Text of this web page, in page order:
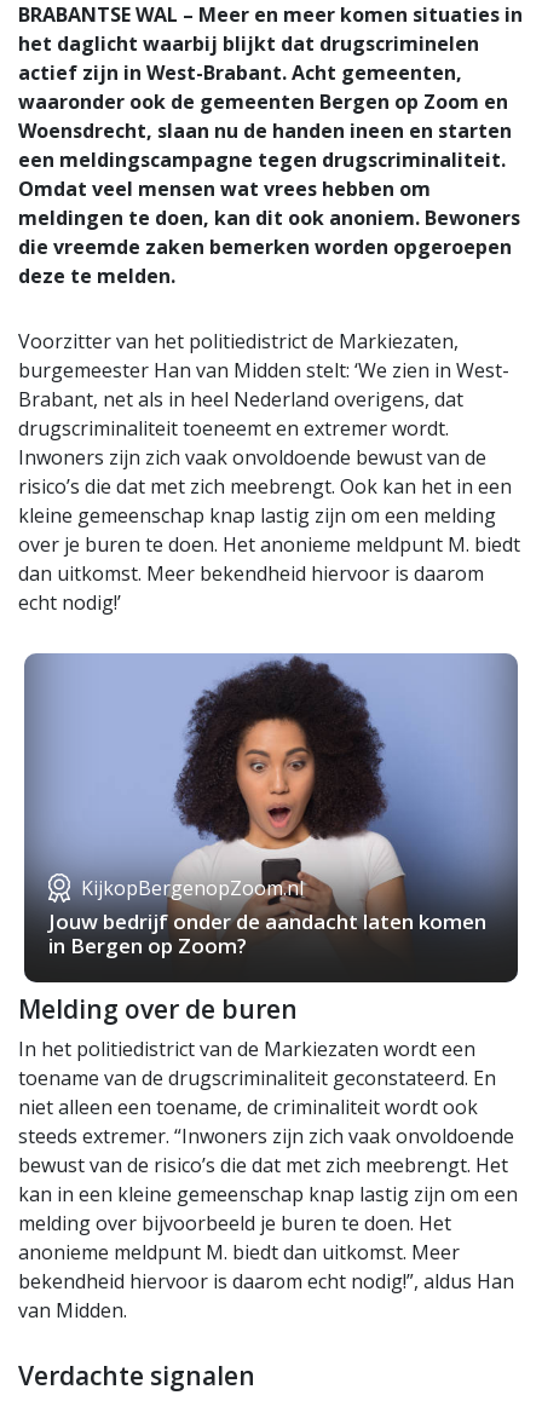
BRABANTSE WAL – Meer en meer komen situaties in
het daglicht waarbij blijkt dat drugscriminelen
actief zijn in West-Brabant. Acht gemeenten,
waaronder ook de gemeenten Bergen op Zoom en
Woensdrecht, slaan nu de handen ineen en starten
een meldingscampagne tegen drugscriminaliteit.
Omdat veel mensen wat vrees hebben om
meldingen te doen, kan dit ook anoniem. Bewoners
die vreemde zaken bemerken worden opgeroepen
deze te melden.
Voorzitter van het politiedistrict de Markiezaten,
burgemeester Han van Midden stelt: ‘We zien in West-
Brabant, net als in heel Nederland overigens, dat
drugscriminaliteit toeneemt en extremer wordt.
Inwoners zijn zich vaak onvoldoende bewust van de
risico’s die dat met zich meebrengt. Ook kan het in een
kleine gemeenschap knap lastig zijn om een melding
over je buren te doen. Het anonieme meldpunt M. biedt
dan uitkomst. Meer bekendheid hiervoor is daarom
echt nodig!’
KijkopBergenopZoom.nl
Jouw bedrijf onder de aandacht laten komen
in Bergen op Zoom?
Melding over de buren
In het politiedistrict van de Markiezaten wordt een
toename van de drugscriminaliteit geconstateerd. En
niet alleen een toename, de criminaliteit wordt ook
steeds extremer. “Inwoners zijn zich vaak onvoldoende
bewust van de risico’s die dat met zich meebrengt. Het
kan in een kleine gemeenschap knap lastig zijn om een
melding over bijvoorbeeld je buren te doen. Het
anonieme meldpunt M. biedt dan uitkomst. Meer
bekendheid hiervoor is daarom echt nodig!”, aldus Han
van Midden.
Verdachte signalen